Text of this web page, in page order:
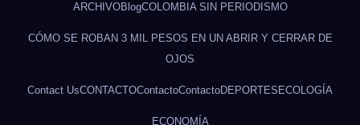
ARCHIVOBlogCOLOMBIA SIN PERIODISMO
CÓMO SE ROBAN 3 MIL PESOS EN UN ABRIR Y CERRAR DE
OJOS
Contact UsCONTACTOContactoContactoDEPORTES ECOLOGÍA
ECONOMÍA